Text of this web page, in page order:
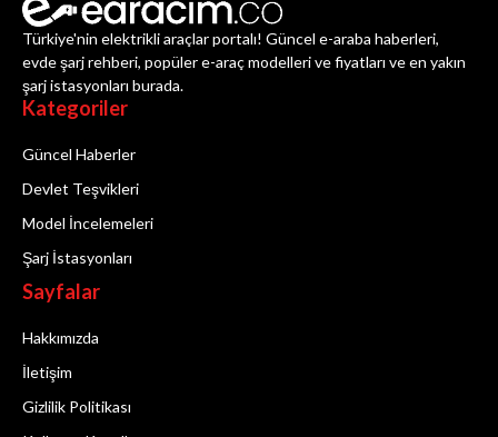
Türkiye'nin elektrikli araçlar portalı! Güncel e-araba haberleri,
evde şarj rehberi, popüler e-araç modelleri ve fiyatları ve en yakın
şarj istasyonları burada.
Kategoriler
Güncel Haberler
Devlet Teşvikleri
Model İncelemeleri
Şarj İstasyonları
Sayfalar
Hakkımızda
İletişim
Gizlilik Politikası